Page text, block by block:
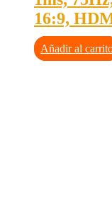
16:9,
Añadir al